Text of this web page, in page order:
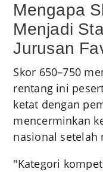
Mengapa
Menjadi
Jurusan
Skor 650–750
rentang ini
ketat dengan
mencerminkan
nasional setelah
"Kategori